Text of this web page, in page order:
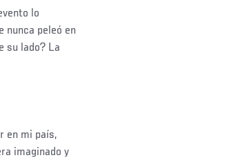
lo
nunca peleó en
su lado? La
en mi país,
imaginado y